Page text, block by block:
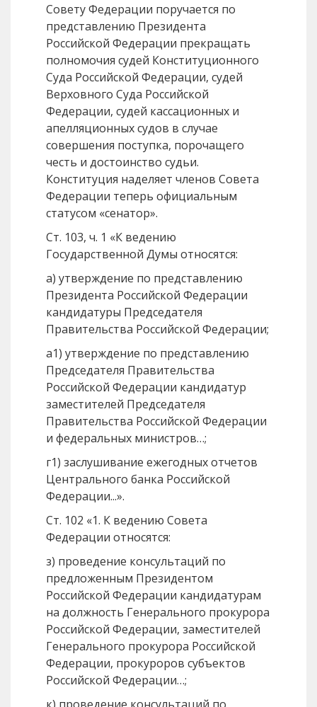
Совету Федерации поручается по
представлению Президента
Российской Федерации прекращать
полномочия судей Конституционного
Суда Российской Федерации, судей
Верховного Суда Российской
Федерации, судей кассационных и
апелляционных судов в случае
совершения поступка, порочащего
честь и достоинство судьи.
Конституция наделяет членов Совета
Федерации теперь официальным
статусом «сенатор».
Ст. 103, ч. 1 «К ведению
Государственной Думы относятся:
а) утверждение по представлению
Президента Российской Федерации
кандидатуры Председателя
Правительства Российской Федерации;
а1) утверждение по представлению
Председателя Правительства
Российской Федерации кандидатур
заместителей Председателя
Правительства Российской Федерации
и федеральных министров…;
г1) заслушивание ежегодных отчетов
Центрального банка Российской
Федерации...».
Ст. 102 «1. К ведению Совета
Федерации относятся:
з) проведение консультаций по
предложенным Президентом
Российской Федерации кандидатурам
на должность Генерального прокурора
Российской Федерации, заместителей
Генерального прокурора Российской
Федерации, прокуроров субъектов
Российской Федерации…;
к) проведение консультаций по